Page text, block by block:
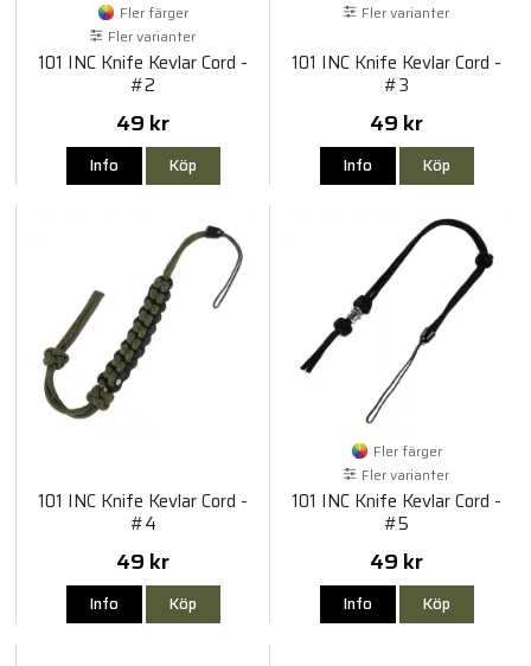
Fler färger
Fler varianter
101 INC Knife Kevlar Cord -
#2
49 kr
Info Köp
Fler varianter
101 INC Knife Kevlar Cord -
#3
49 kr
Info Köp
101 INC Knife Kevlar Cord -
#4
49 kr
Info Köp
Fler färger
Fler varianter
101 INC Knife Kevlar Cord -
#5
49 kr
Info Köp